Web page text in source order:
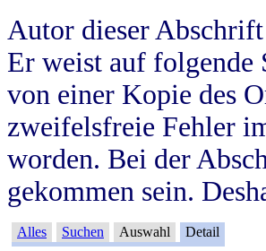
Autor dieser
Er weist auf folgende
von einer Kopie des
zweifelsfreie Fehler
worden. Bei der
gekommen sein.
Alles Suchen Auswahl Detail